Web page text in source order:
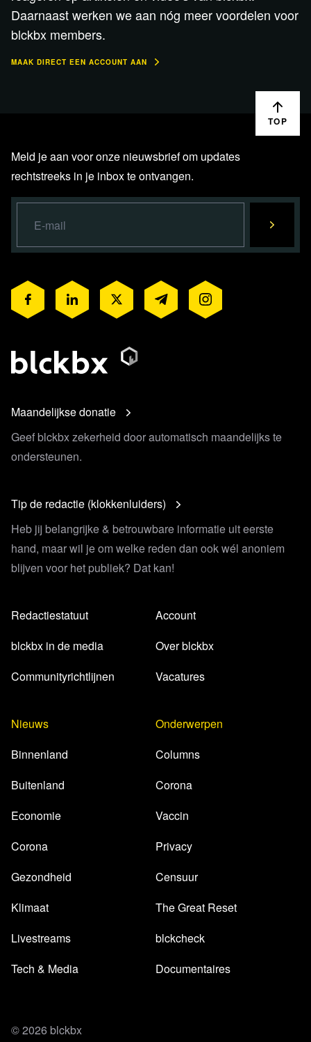
Daarnaast werken we aan nóg meer voordelen voor
blckbx members.
MAAK DIRECT EEN ACCOUNT AAN
TOP
Meld je aan voor onze nieuwsbrief om updates
rechtstreeks in je inbox te ontvangen.
Maandelijkse donatie
Geef blckbx zekerheid door automatisch maandelijks te
ondersteunen.
Tip de redactie (klokkenluiders)
Heb jij belangrijke & betrouwbare informatie uit eerste
hand, maar wil je om welke reden dan ook wél anoniem
blijven voor het publiek? Dat kan!
Redactiestatuut
blckbx in de media
Communityrichtlijnen
Account
Over blckbx
Vacatures
Nieuws
Binnenland
Buitenland
Economie
Corona
Gezondheid
Klimaat
Livestreams
Tech & Media
Onderwerpen
Columns
Corona
Vaccin
Privacy
Censuur
The Great Reset
blckcheck
Documentaires
© 2026 blckbx